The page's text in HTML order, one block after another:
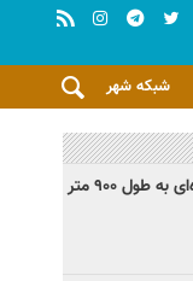
شبکه شهر
بهره‌برداری از سیستم آبیاری قطره‌ای به طول ۹۰۰ متر